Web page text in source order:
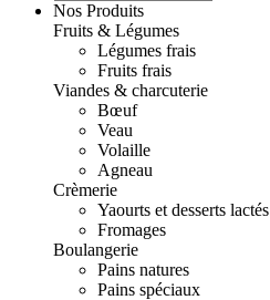
Nos Produits
Fruits & Légumes
Légumes frais
Fruits frais
Viandes & charcuterie
Bœuf
Veau
Volaille
Agneau
Crèmerie
Yaourts et desserts lactés
Fromages
Boulangerie
Pains natures
Pains spéciaux